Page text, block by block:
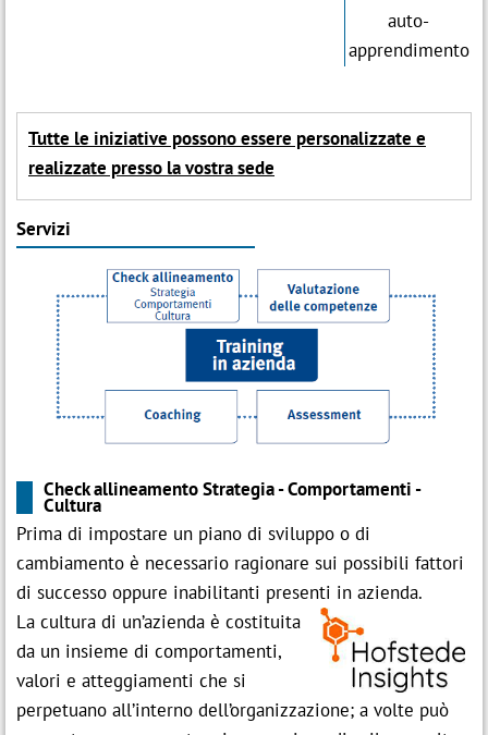
auto-
apprendimento
Tutte le iniziative possono essere personalizzate e
realizzate presso la vostra sede
Servizi
Check allineamento Strategia - Comportamenti -
Cultura
Prima di impostare un piano di sviluppo o di
cambiamento è necessario ragionare sui possibili fattori
di successo oppure inabilitanti presenti in azienda.
La cultura di un’azienda è costituita
da un insieme di comportamenti,
valori e atteggiamenti che si
perpetuano all’interno dell’organizzazione; a volte può